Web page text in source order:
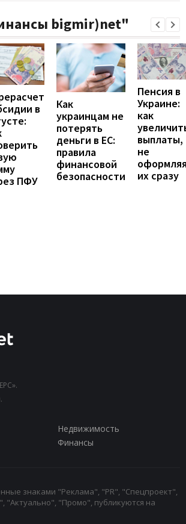
bigmir)net"
в
ПФУ
Как
украинцам не
потерять
деньги в ЕС:
правила
финансовой
безопасности
Пенсия в
Украине:
как
выплаты,
не
их сразу
Недвижимость
Финансы
знаками "Реклама", "PR", "Спецпроект",
"Актуально", "Промо", публикуются на